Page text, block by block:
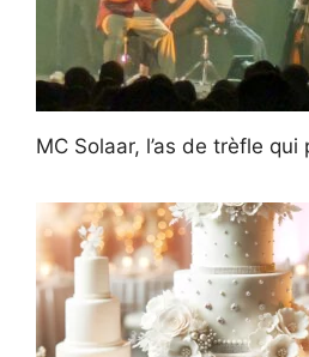
MC Solaar, l’as de trèfle